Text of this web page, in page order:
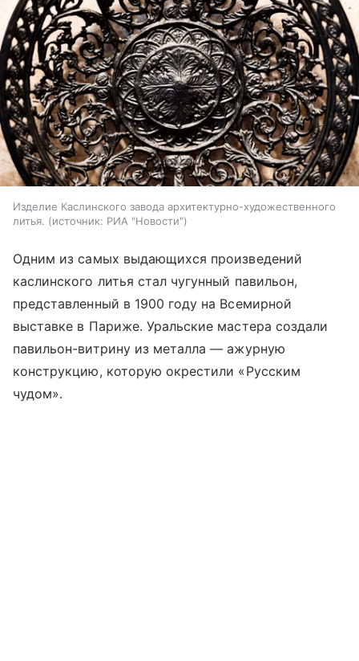
Изделие Каслинского завода архитектурно-художественного
литья.
источник: РИА "Новости"
Одним из самых выдающихся произведений
каслинского литья стал чугунный павильон,
представленный в 1900 году на Всемирной
выставке в Париже. Уральские мастера создали
павильон-витрину из металла — ажурную
конструкцию, которую окрестили «Русским
чудом».